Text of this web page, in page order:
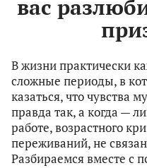
вас
В жизни практически
сложные периоды, в
казаться, что чувства
правда так, а когда —
работе, возрастного
переживаний, не
Разбираемся вместе с